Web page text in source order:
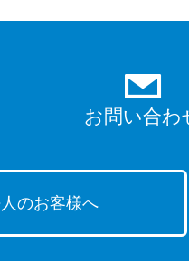
お問い合わ
のお客様へ